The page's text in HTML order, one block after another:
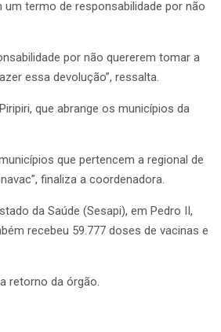
termo de responsabilidade por não
por não quererem tomar a
essa devolução”, ressalta.
que abrange os municípios da
que pertencem a regional de
finaliza a coordenadora.
da Saúde (Sesapi), em Pedro II,
recebeu 59.777 doses de vacinas e
retorno da órgão.